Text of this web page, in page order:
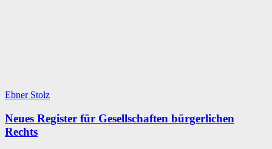
Ebner Stolz
Neues Register für Gesellschaften bürgerlichen
Rechts